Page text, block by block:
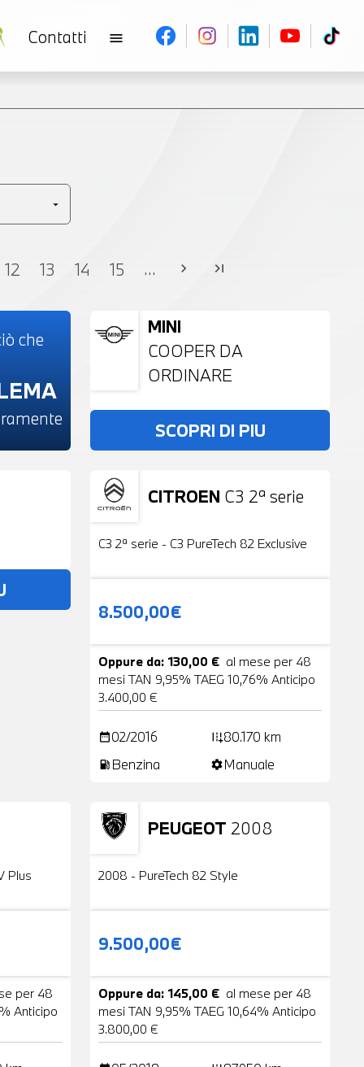
Contatti menu
12 13 14 15 ... chevron_right last_page
che
MINI
COOPER DA
ORDINARE
SCOPRI DI PIU
CITROEN C3 2ª serie
Usato 19 Foto
C3 2ª serie - C3 PureTech 82 Exclusive
8.500,00€
Oppure da: 130,00 € al mese per 48
mesi TAN 9,95% TAEG 10,76% Anticipo
3.400,00 €
date_range02/2016 add_road80.170 km
local_gas_station Benzina settingsManuale
Plus
per 48
Anticipo
PEUGEOT 2008
Usato
2008 - PureTech 82 Style
9.500,00€
Oppure da: 145,00 € al mese per 48
mesi TAN 9,95% TAEG 10,64% Anticipo
3.800,00 €